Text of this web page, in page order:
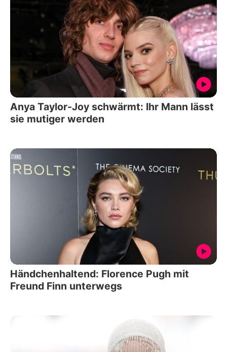
Anya Taylor-Joy schwärmt: Ihr Mann lässt
sie mutiger werden
Händchenhaltend: Florence Pugh mit
Freund Finn unterwegs